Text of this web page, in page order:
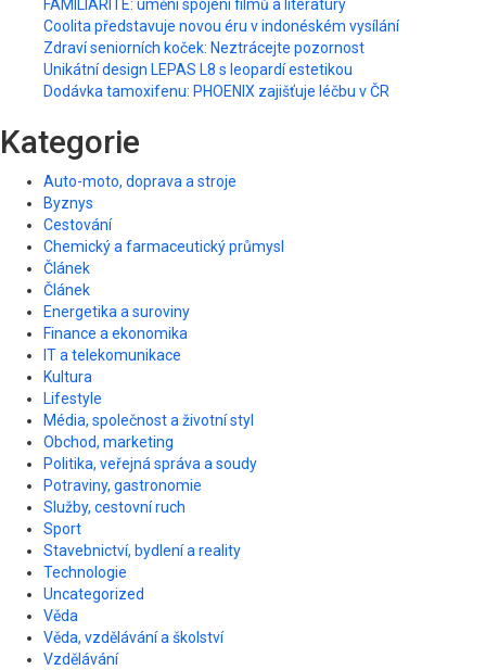
FAMILIARITÉ: umění spojení filmů a literatury
Coolita představuje novou éru v indonéském vysílání
Zdraví seniorních koček: Neztrácejte pozornost
Unikátní design LEPAS L8 s leopardí estetikou
Dodávka tamoxifenu: PHOENIX zajišťuje léčbu v ČR
Kategorie
Auto-moto, doprava a stroje
Byznys
Cestování
Chemický a farmaceutický průmysl
Článek
Článek
Energetika a suroviny
Finance a ekonomika
IT a telekomunikace
Kultura
Lifestyle
Média, společnost a životní styl
Obchod, marketing
Politika, veřejná správa a soudy
Potraviny, gastronomie
Služby, cestovní ruch
Sport
Stavebnictví, bydlení a reality
Technologie
Uncategorized
Věda
Věda, vzdělávání a školství
Vzdělávání